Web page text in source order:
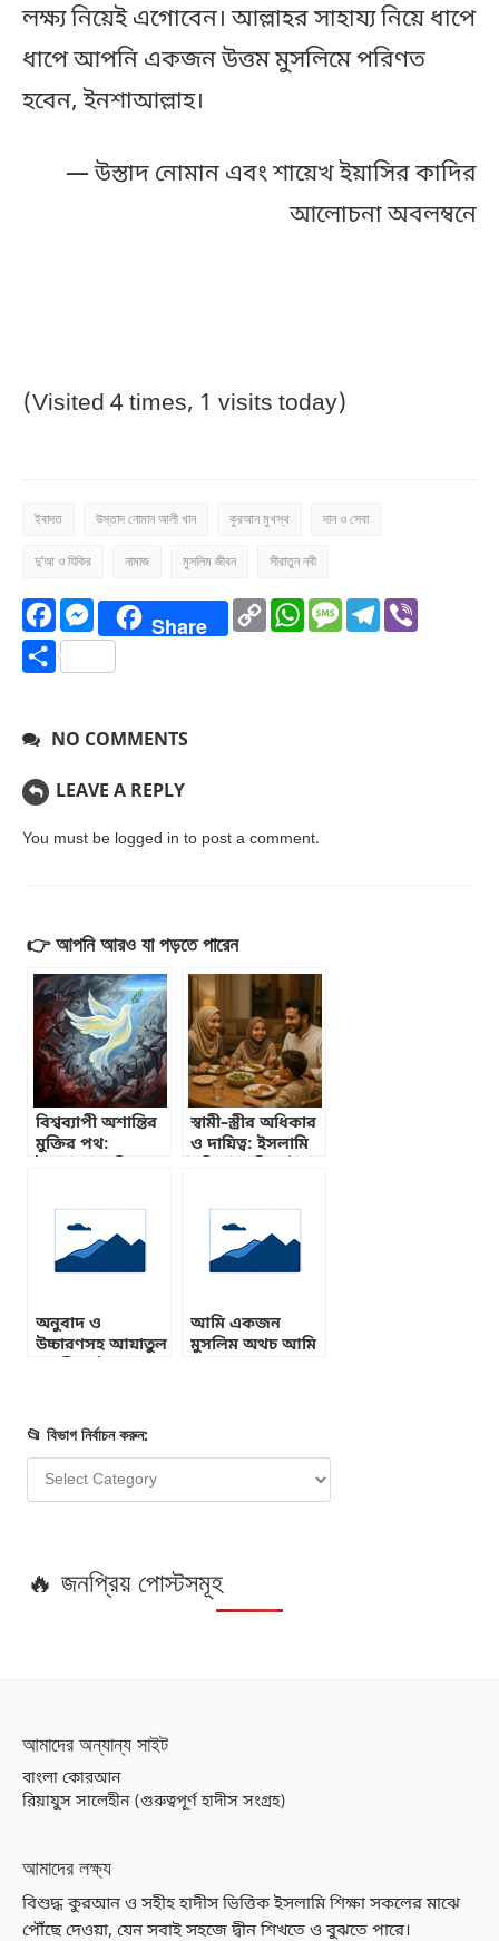
লক্ষ্য নিয়েই এগোবেন। আল্লাহর সাহায্য নিয়ে ধাপে
ধাপে আপনি একজন উত্তম মুসলিমে পরিণত
হবেন, ইনশাআল্লাহ।
— উস্তাদ নোমান এবং শায়েখ ইয়াসির কাদির
আলোচনা অবলম্বনে
(Visited 4 times, 1 visits today)
ইবাদত উস্তাদ নোমান আলী খান কুরআন মুখস্থ দান ও সেবা
দু’আ ও যিকির নামাজ মুসলিম জীবন সীরাতুন নবী
Facebook
Messenger
Share CopyWhatsApp
Message
Share
NO COMMENTS
LEAVE A REPLY
You must be logged in to post a comment.
👉 আপনি আরও যা পড়তে পারেন
বিশ্বব্যাপী অশান্তির
মুক্তির পথ:
স্বামী–স্ত্রীর অধিকার
ও দায়িত্ব: ইসলামি
(পারিবারিক জীবন
সিরিজ: পর্ব–২)
অনুবাদ ও
উচ্চারণসহ আয়াতুল
আমি একজন
মুসলিম অথচ আমি
📂 বিভাগ নির্বাচন করুন:
🔥 জনপ্রিয় পোস্টসমূহ
আমাদের অন্যান্য সাইট
বাংলা কোরআন
রিয়াযুস সালেহীন (গুরুত্বপূর্ণ হাদীস সংগ্রহ)
আমাদের লক্ষ্য
বিশুদ্ধ কুরআন ও সহীহ হাদীস ভিত্তিক ইসলামি শিক্ষা সকলের মাঝে
পৌঁছে দেওয়া, যেন সবাই সহজে দ্বীন শিখতে ও বুঝতে পারে।